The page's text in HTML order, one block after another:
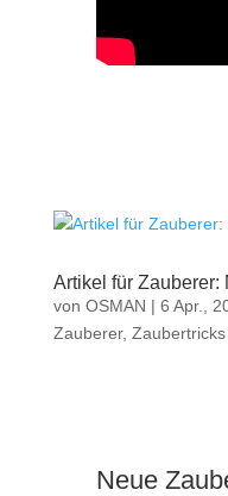
Artikel für Zauberer:
von OSMAN | 6 Apr.,
Zauberer, Zaubertricks
Neue